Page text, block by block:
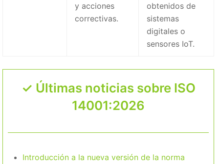
y acciones
correctivas.
obtenidos de
sistemas
digitales o
sensores IoT.
Últimas noticias sobre ISO
14001:2026
Introducción a la nueva versión de la norma